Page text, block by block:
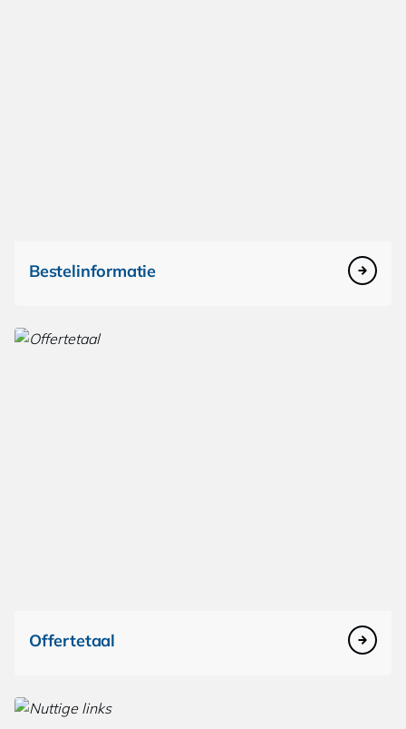
Bestelinformatie
Offertetaal